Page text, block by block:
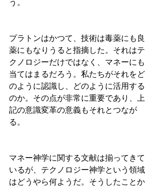
う。
プラトンはかつて、技術は毒薬にも良
薬にもなりうると指摘した。それはテ
クノロジーだけではなく、マネーにも
当てはまるだろう。私たちがそれをど
のように認識し、どのように活用する
のか。その点が非常に重要であり、上
記の意識変革の意義もそれとつなが
る。
マネー神学に関する文献は揃ってきて
いるが、テクノロジー神学という領域
はどうやら何ようだ。そうしたことか